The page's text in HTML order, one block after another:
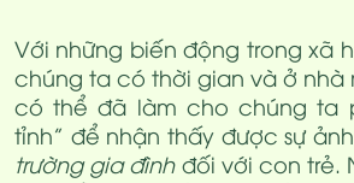
Với những biến động trong xã
chúng ta có thời gian và ở nhà
có thể đã làm cho chúng ta
tỉnh” để nhận thấy được sự
trường gia đìnhđối với con trẻ.